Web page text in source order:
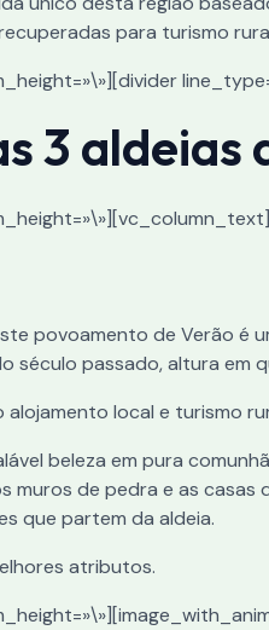
para turismo
3
povoamento de Verão é
passado, altura em
local e turismo
beleza em pura
de pedra e as
que partem da aldeia.
atributos.